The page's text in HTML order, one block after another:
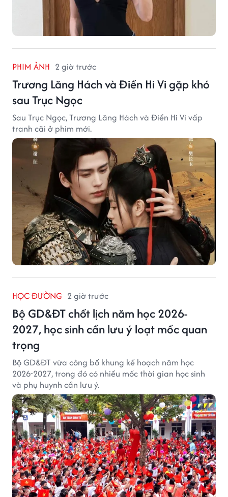
PHIM ẢNH 2 giờ trước
Trương Lăng Hách và Điền Hi Vi gặp khó
sau Trục Ngọc
Sau Trục Ngọc, Trương Lăng Hách và Điền Hi Vi vấp
tranh cãi ở phim mới.
HỌC ĐƯỜNG 2 giờ trước
Bộ GD&ĐT chốt lịch năm học 2026-
2027, học sinh cần lưu ý loạt mốc quan
trọng
Bộ GD&ĐT vừa công bố khung kế hoạch năm học
2026-2027, trong đó có nhiều mốc thời gian học sinh
và phụ huynh cần lưu ý.